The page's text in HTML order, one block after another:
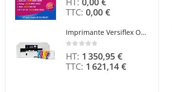
0,00 €
Imprimante Versiflex Objet et Textile : Kit Versiflex SG1000
Rating:
0%
1 621,14 €
1 350,95 €